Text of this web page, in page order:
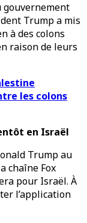
Trump a mis
à des colons
raison de leurs
les colons
en Israël
Trump au
chaîne Fox
pour Israël. À
l’application